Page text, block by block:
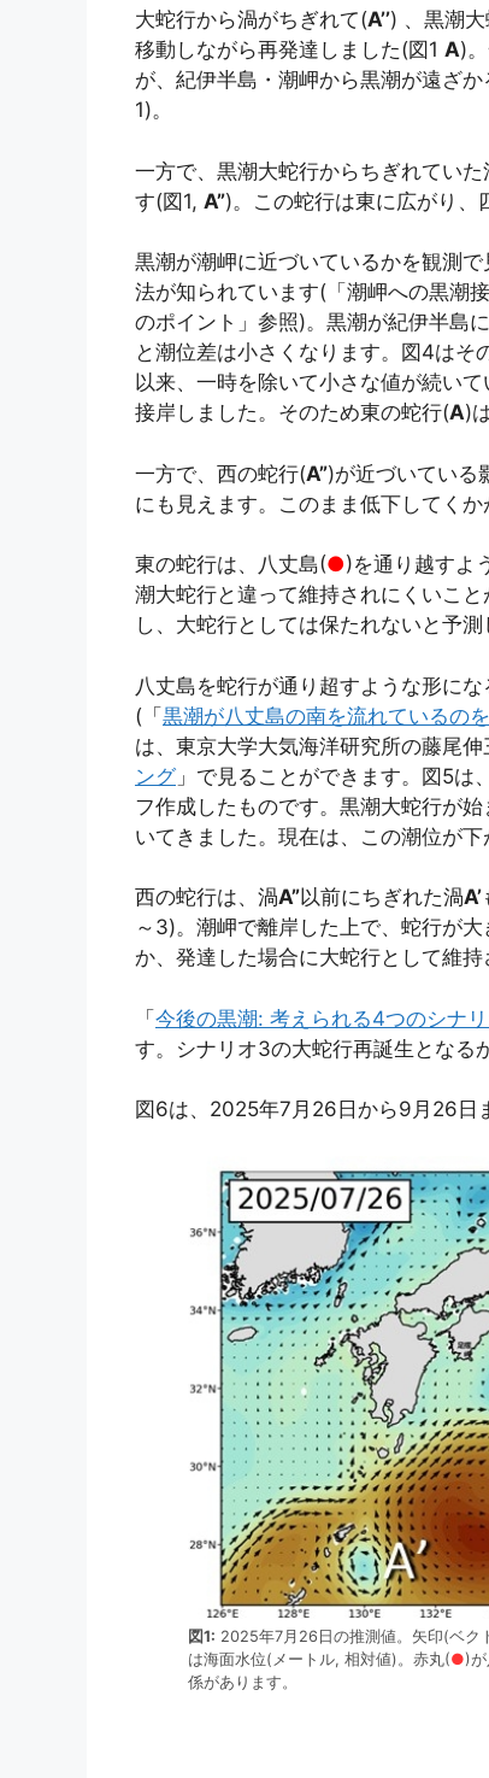
大蛇行から渦がちぎれて(A’’) 、黒潮
移動しながら再発達しました(図1 A)
が、紀伊半島・潮岬から黒潮が遠ざ
1)。
一方で、黒潮大蛇行からちぎれてい
す(図1, A”)。この蛇行は東に広がり、
黒潮が潮岬に近づいているかを観測
法が知られています(「潮岬への黒潮
のポイント」参照)。黒潮が紀伊半島
と潮位差は小さくなります。図4はそ
以来、一時を除いて小さな値が続い
接岸しました。そのため東の蛇行(A)
一方で、西の蛇行(A”)が近づいている
にも見えます。このまま低下してくか
東の蛇行は、八丈島(●)を通り越すよ
潮大蛇行と違って維持されにくいこ
し、大蛇行としては保たれないと予測
八丈島を蛇行が通り超すような形に
(「黒潮が八丈島の南を流れているの
は、東京大学大気海洋研究所の藤尾
ング」で見ることができます。図5は
フ作成したものです。黒潮大蛇行が
いてきました。現在は、この潮位が下
西の蛇行は、渦A”以前にちぎれた渦A’
～3)。潮岬で離岸した上で、蛇行が
か、発達した場合に大蛇行として維
「今後の黒潮: 考えられる4つのシナ
す。シナリオ3の大蛇行再誕生となる
図6は、2025年7月26日から9月26日
図1: 2025年7月26日の推測値。矢印(ベク
は海面水位(メートル, 相対値)。赤丸(●)
係があります。